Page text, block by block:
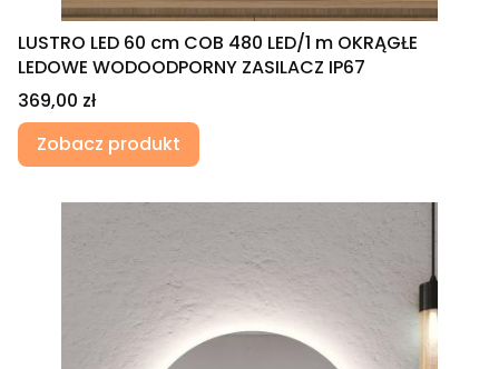
LUSTRO LED 60 cm COB 480 LED/1 m OKRĄGŁE
LEDOWE WODOODPORNY ZASILACZ IP67
Cena
369,00 zł
Zobacz produkt